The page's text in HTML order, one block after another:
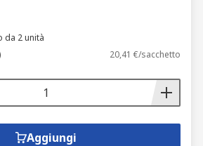
da 2 unità
20,41 €/sacchetto
Aggiungi